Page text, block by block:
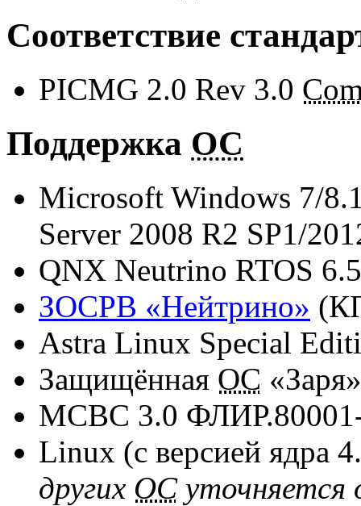
Соответствие
PICMG 2.0 Rev 3.0
Поддержка ОС
Microsoft Windows 7/
Server 2008 R2 SP1/
QNX Neutrino RTOS
ЗОСРВ «Нейтрино»
Astra Linux Special
Защищённая ОС «Заря»
МСВС 3.0
Linux (c версией ядра
других ОСуточняется